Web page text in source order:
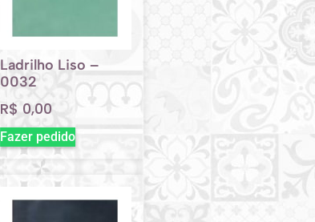
Ladrilho Liso –
0032
R$ 0,00
Fazer pedido